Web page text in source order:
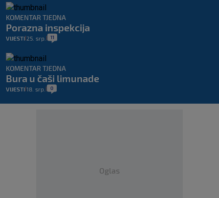
KOMENTAR TJEDNA
Porazna inspekcija
VIJESTI 25. srp. 11
KOMENTAR TJEDNA
Bura u čaši limunade
VIJESTI 18. srp. 0
Oglas